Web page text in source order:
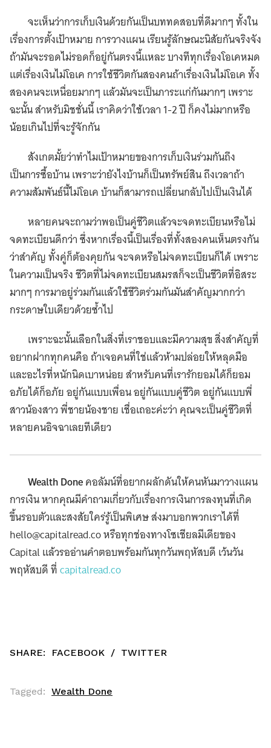
จะเห็นว่าการเก็บเงินด้วยกันเป็นบททดสอบที่ดีมากๆ ทั้งใน
เรื่องการตั้งเป้าหมาย การวางแผน เรียนรู้ลักษณะนิสัยกันจริงจัง
ถ้ามันจะรอดไม่รอดก็อยู่กันตรงนี้แหละ บางทีทุกเรื่องโอเคหมด
แต่เรื่องเงินไม่โอเค การใช้ชีวิตกันสองคนถ้าเรื่องเงินไม่โอเค ทั้ง
สองคนจะเหนื่อยมากๆ แล้วมันจะเป็นภาระแก่กันมากๆ เพราะ
ฉะนั้น สำหรับมิชชั่นนี้ เราคิดว่าใช้เวลา 1-2 ปี ก็คงไม่มากหรือ
น้อยเกินไปที่จะรู้จักกัน
สังเกตมั้ยว่าทำไมเป้าหมายของการเก็บเงินร่วมกันถึง
เป็นการซื้อบ้าน เพราะว่ายังไงบ้านก็เป็นทรัพย์สิน ถึงเวลาถ้า
ความสัมพันธ์นี้ไม่โอเค บ้านก็สามารถเปลี่ยนกลับไปเป็นเงินได้
หลายคนจะถามว่าพอเป็นคู่ชีวิตแล้วจะจดทะเบียนหรือไม่
จดทะเบียนดีกว่า ซึ่งหากเรื่องนี้เป็นเรื่องที่ทั้งสองคนเห็นตรงกัน
ว่าสำคัญ ทั้งคู่ก็ต้องคุยกัน จะจดหรือไม่จดทะเบียนก็ได้ เพราะ
ในความเป็นจริง ชีวิตที่ไม่จดทะเบียนสมรสก็จะเป็นชีวิตที่อิสระ
มากๆ การมาอยู่ร่วมกันแล้วใช้ชีวิตร่วมกันมันสำคัญมากกว่า
กระดาษใบเดียวด้วยซ้ำไป
เพราะฉะนั้นเลือกในสิ่งที่เราชอบและมีความสุข สิ่งสำคัญที่
อยากฝากทุกคนคือ ถ้าเจอคนที่ใช่แล้วห้ามปล่อยให้หลุดมือ
และอะไรที่หนักนิดเบาหน่อย สำหรับคนที่เรารักยอมได้ก็ยอม
อภัยได้ก็อภัย อยู่กันแบบเพื่อน อยู่กันแบบคู่ชีวิต อยู่กันแบบพี่
สาวน้องสาว พี่ชายน้องชาย เชื่อเถอะค่ะว่า คุณจะเป็นคู่ชีวิตที่
หลายคนอิจฉาเลยทีเดียว
Wealth Doneคอลัมน์ที่อยากผลักดันให้คนหันมาวางแผน
การเงิน หากคุณมีคำถามเกี่ยวกับเรื่องการเงินการลงทุนที่เกิด
ขึ้นรอบตัวและสงสัยใคร่รู้เป็นพิเศษ ส่งมาบอกพวกเราได้ที่
hello@capitalread.coหรือทุกช่องทางโซเชียลมีเดียของ
Capital แล้วรออ่านคำตอบพร้อมกันทุกวันพฤหัสบดี เว้นวัน
พฤหัสบดี ที่capitalread.co
SHARE: FACEBOOK / TWITTER
Tagged: Wealth Done